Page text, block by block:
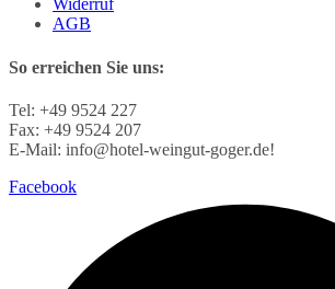
Widerruf
AGB
So erreichen Sie uns:
Tel: +49 9524 227
Fax: +49 9524 207
E-Mail: info@hotel-weingut-goger.de!
Facebook